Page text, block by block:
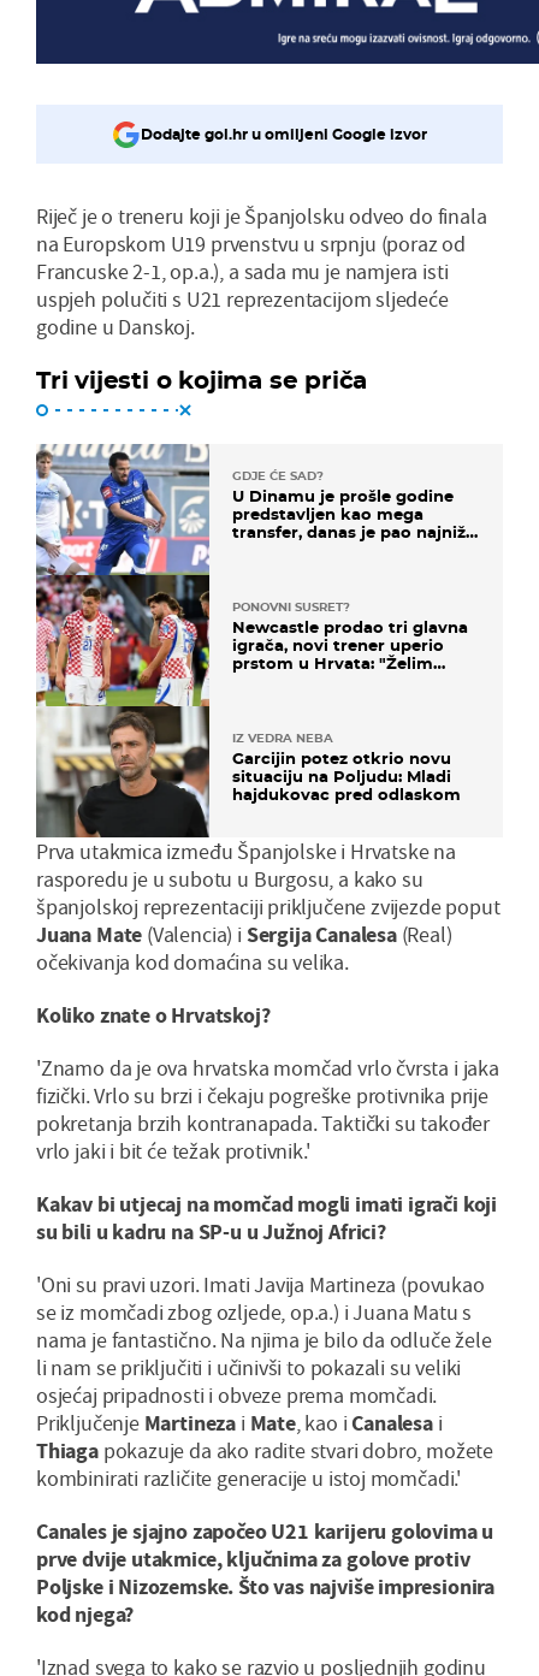
Dodajte gol.hr u omiljeni Google izvor
Riječ je o treneru koji je Španjolsku odveo do finala
na Europskom U19 prvenstvu u srpnju (poraz od
Francuske 2-1, op.a.), a sada mu je namjera isti
uspjeh polučiti s U21 reprezentacijom sljedeće
godine u Danskoj.
Tri vijesti o kojima se priča
GDJE ĆE SAD?
U Dinamu je prošle godine
predstavljen kao mega
transfer, danas je pao najniže
PONOVNI SUSRET?
Newcastle prodao tri glavna
igrača, novi trener uperio
prstom u Hrvata: "Želim
IZ VEDRA NEBA
Garcijin potez otkrio novu
situaciju na Poljudu: Mladi
hajdukovac pred odlaskom
Prva utakmica između Španjolske i Hrvatske na
rasporedu je u subotu u Burgosu, a kako su
španjolskoj reprezentaciji priključene zvijezde poput
Juana Mate (Valencia) i Sergija Canalesa(Real)
očekivanja kod domaćina su velika.
Koliko znate o Hrvatskoj?
'Znamo da je ova hrvatska momčad vrlo čvrsta i jaka
fizički. Vrlo su brzi i čekaju pogreške protivnika prije
pokretanja brzih kontranapada. Taktički su također
vrlo jaki i bit će težak protivnik.'
Kakav bi utjecaj na momčad mogli imati igrači koji
su bili u kadru na SP-u u Južnoj Africi?
'Oni su pravi uzori. Imati Javija Martineza (povukao
se iz momčadi zbog ozljede, op.a.) i Juana Matu s
nama je fantastično. Na njima je bilo da odluče žele
li nam se priključiti i učinivši to pokazali su veliki
osjećaj pripadnosti i obveze prema momčadi.
Priključenje Martineza i Mate, kao iCanalesai
Thiagapokazuje da ako radite stvari dobro, možete
kombinirati različite generacije u istoj momčadi.'
Canales je sjajno započeo U21 karijeru golovima u
prve dvije utakmice, ključnima za golove protiv
Poljske i Nizozemske. Što vas najviše impresionira
kod njega?
'Iznad svega to kako se razvio u posljednjih godinu